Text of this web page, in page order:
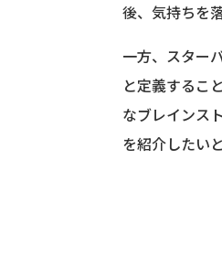
後、気持ちを
一方、スター
と定義するこ
なブレインス
を紹介したい